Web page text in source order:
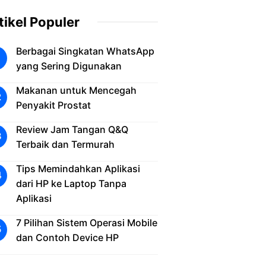
Populer
Berbagai Singkatan WhatsApp
yang Sering Digunakan
Makanan untuk Mencegah
Penyakit Prostat
Review Jam Tangan Q&Q
Terbaik dan Termurah
Tips Memindahkan Aplikasi
dari HP ke Laptop Tanpa
Aplikasi
7 Pilihan Sistem Operasi Mobile
dan Contoh Device HP